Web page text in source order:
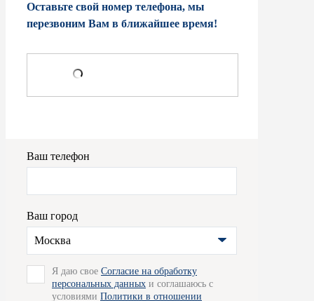
Оставьте свой номер телефона, мы
перезвоним Вам в ближайшее время!
Ваш телефон
Ваш город
Москва
Я даю свое Согласие на обработку
персональных данных и соглашаюсь с
условиями Политики в отношении